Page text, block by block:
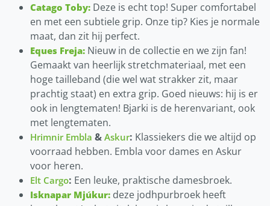
Catago Toby: Deze is echt top! Super comfortabel
en met een subtiele grip. Onze tip? Kies je normale
maat, dan zit hij perfect.
Eques Freja: Nieuw in de collectie en we zijn fan!
Gemaakt van heerlijk stretchmateriaal, met een
hoge tailleband (die wel wat strakker zit, maar
prachtig staat) en extra grip. Goed nieuws: hij is er
ook in lengtematen! Bjarki is de herenvariant, ook
met lengtematen.
Hrimnir Embla & Askur: Klassiekers die we altijd op
voorraad hebben. Embla voor dames en Askur
voor heren.
Elt Cargo: Een leuke, praktische damesbroek.
Isknapar Mjúkur: deze jodhpurbroek heeft